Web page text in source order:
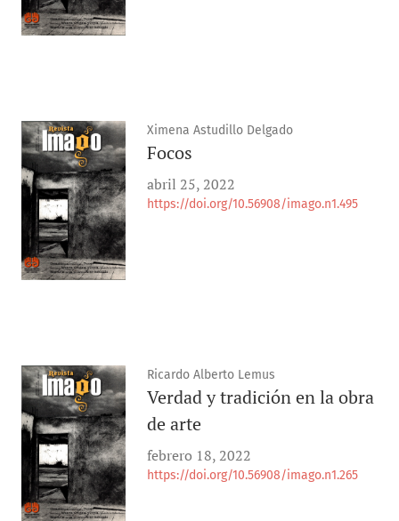
Ximena Astudillo Delgado
Focos
abril 25, 2022
https://doi.org/10.56908/imago.n1.495
Ricardo Alberto Lemus
Verdad y tradición en la obra
de arte
febrero 18, 2022
https://doi.org/10.56908/imago.n1.265